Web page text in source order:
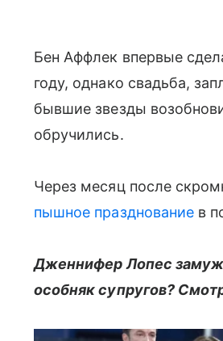
Бен Аффлек впервые
году, однако свадьба,
бывшие звезды
обручились.
Через месяц после
пышное празднование в
Дженнифер Лопес
особняк супругов?